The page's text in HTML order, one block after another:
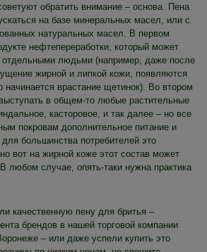
обратить внимание – основа. Пена
на базе минеральных масел, или с
натуральных масел. В первом
нефтепереработки, который может
отдельными людьми (например, даже после
жирной и липкой кожи, появляются
врастание щетинок). Во втором
в общем-то любые растительные
касторовое, и так далее – но все
покровам дополнительное питание и
большинства потребителей это
вот на жирной коже этот состав может
любом случае, опять-таки нужна практика
качественную пену для бритья –
брендов в нашей торговой компании
– или даже успели купить это